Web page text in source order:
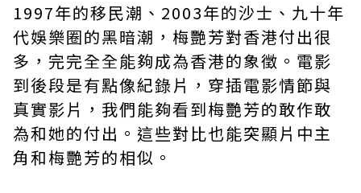
1997年的移民潮、2003年的沙士、九十年
代娛樂圈的黑暗潮，梅艷芳對香港付出很
多，完完全全能夠成為香港的象徵。電影
到後段是有點像紀錄片，穿插電影情節與
真實影片，我們能夠看到梅艷芳的敢作敢
為和她的付出。這些對比也能突顯片中主
角和梅艷芳的相似。